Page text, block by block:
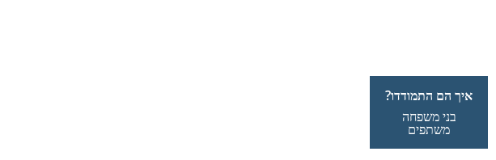
איך הם התמודדו?
בני משפחה
משתפים